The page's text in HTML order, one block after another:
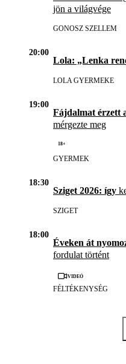
jön a világvége
GONOSZ SZELLEM
20:00
Lola: „Lenka
LOLA GYERMEKE
19:00
Fájdalmat érzett
mérgezte meg
18+
GYERMEK
18:30
Sziget 2026: így
SZIGET
18:00
Éveken át
fordulat történt
Videó
FÉLTÉKENYSÉG